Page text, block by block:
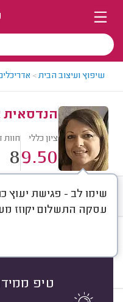
שיפוץ ועיצוב הבית>
הנדסאית
ציון כללי
9.50
חוות
8
שימו לב - פגישת יעוץ
עסקה התשלום יקוזז
טיפ
חוות דעת